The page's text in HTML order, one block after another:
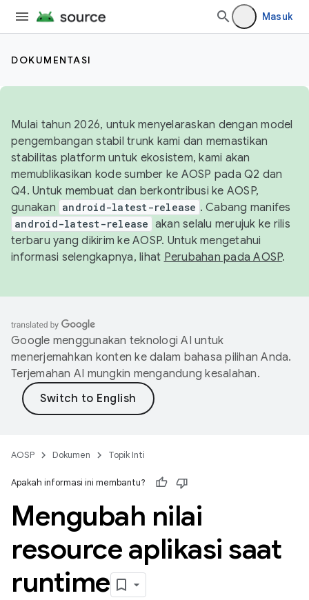
Masuk
DOKUMENTASI
Mulai tahun 2026, untuk menyelaraskan dengan model
pengembangan stabil trunk kami dan memastikan
stabilitas platform untuk ekosistem, kami akan
memublikasikan kode sumber ke AOSP pada Q2 dan
Q4. Untuk membuat dan berkontribusi ke AOSP,
gunakan android-latest-release . Cabang manifes
android-latest-release akan selalu merujuk ke rilis
terbaru yang dikirim ke AOSP. Untuk mengetahui
informasi selengkapnya, lihat Perubahan pada AOSP.
Google menggunakan teknologi AI untuk
menerjemahkan konten ke dalam bahasa pilihan Anda.
Terjemahan AI mungkin mengandung kesalahan.
AOSP Dokumen Topik Inti
Apakah informasi ini membantu?
Mengubah nilai
resource aplikasi saat
runtime